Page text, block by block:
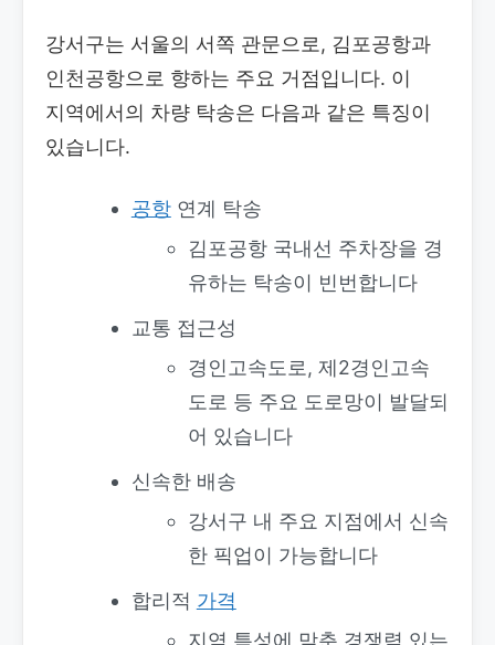
강서구는 서울의 서쪽 관문으로, 김포공항과
인천공항으로 향하는 주요 거점입니다. 이
지역에서의 차량 탁송은 다음과 같은 특징이
있습니다.
공항연계 탁송
김포공항 국내선 주차장을 경
유하는 탁송이 빈번합니다
교통 접근성
경인고속도로, 제2경인고속
도로 등 주요 도로망이 발달되
어 있습니다
신속한 배송
강서구 내 주요 지점에서 신속
한 픽업이 가능합니다
합리적 가격
지역 특성에 맞춘 경쟁력 있는